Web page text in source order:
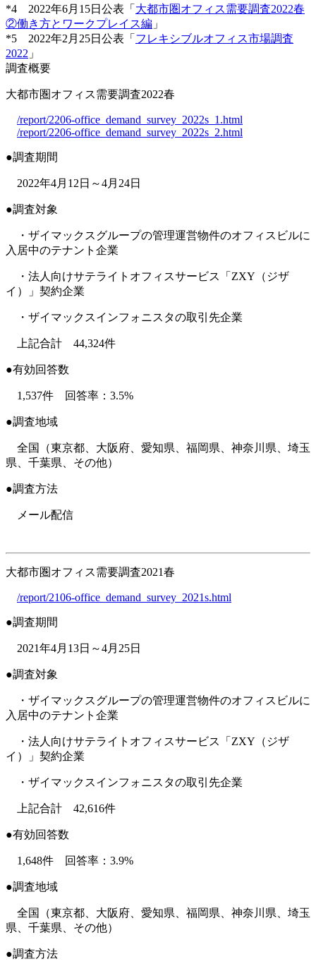
*4 2022年6月15日公表「 大都市圏オフィス需要調査2022春
②働き方とワークプレイス編 」
*5 2022年2月25日公表「 フレキシブルオフィス市場調査
2022 」
調査概要
大都市圏オフィス需要調査2022春
/report/2206-office_demand_survey_2022s_1.html
/report/2206-office_demand_survey_2022s_2.html
●調査期間
2022年4月12日～4月24日
●調査対象
・ザイマックスグループの管理運営物件のオフィスビルに
入居中のテナント企業
・法人向けサテライトオフィスサービス「ZXY（ジザ
イ）」契約企業
・ザイマックスインフォニスタの取引先企業
上記合計 44,324件
●有効回答数
1,537件 回答率：3.5%
●調査地域
全国（東京都、大阪府、愛知県、福岡県、神奈川県、埼玉
県、千葉県、その他）
●調査方法
メール配信
大都市圏オフィス需要調査2021春
/report/2106-office_demand_survey_2021s.html
●調査期間
2021年4月13日～4月25日
●調査対象
・ザイマックスグループの管理運営物件のオフィスビルに
入居中のテナント企業
・法人向けサテライトオフィスサービス「ZXY（ジザ
イ）」契約企業
・ザイマックスインフォニスタの取引先企業
上記合計 42,616件
●有効回答数
1,648件 回答率：3.9%
●調査地域
全国（東京都、大阪府、愛知県、福岡県、神奈川県、埼玉
県、千葉県、その他）
●調査方法